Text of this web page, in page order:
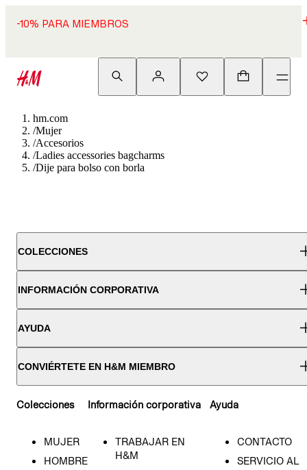
-10% PARA MIEMBROS
hm.com
/Mujer
/Accesorios
/Ladies accessories bagcharms
/Dije para bolso con borla
COLECCIONES
INFORMACIÓN CORPORATIVA
AYUDA
CONVIÉRTETE EN H&M MIEMBRO
Colecciones
MUJER
HOMBRE
Información corporativa
TRABAJAR EN
H&M
Ayuda
CONTACTO
SERVICIO AL